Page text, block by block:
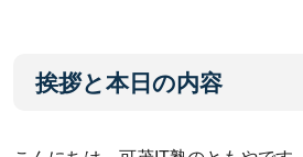
挨拶と本日の内容